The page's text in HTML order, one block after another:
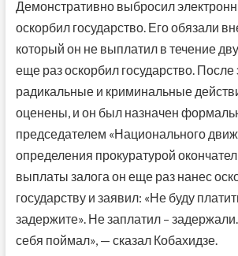
Демонстративно выбросил
оскорбил государство. Его обязали
который он не выплатил в течение
еще раз оскорбил государство. После
радикальные и криминальные
оценены, и он был назначен
председателем «Национального
определения прокуратурой
выплаты залога он еще раз нанес
государству и заявил: «Не буду
задержите». Не заплатил –
себя поймал», — сказал Кобахидзе.